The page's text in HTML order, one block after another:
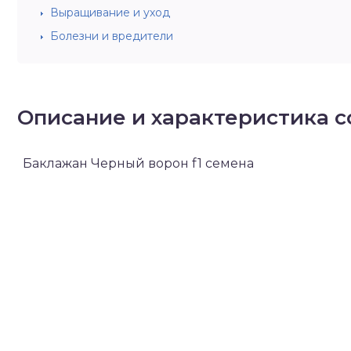
Выращивание и уход
Болезни и вредители
Описание и характеристика